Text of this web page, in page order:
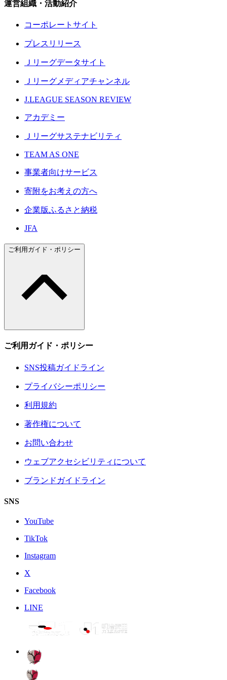
運営組織・活動紹介
コーポレートサイト
プレスリリース
Ｊリーグデータサイト
Ｊリーグメディアチャンネル
J.LEAGUE SEASON REVIEW
アカデミー
Ｊリーグサステナビリティ
TEAM AS ONE
事業者向けサービス
寄附をお考えの方へ
企業版ふるさと納税
JFA
ご利用ガイド・ポリシー
ご利用ガイド・ポリシー
SNS投稿ガイドライン
プライバシーポリシー
利用規約
著作権について
お問い合わせ
ウェブアクセシビリティについて
ブランドガイドライン
SNS
YouTube
TikTok
Instagram
X
Facebook
LINE